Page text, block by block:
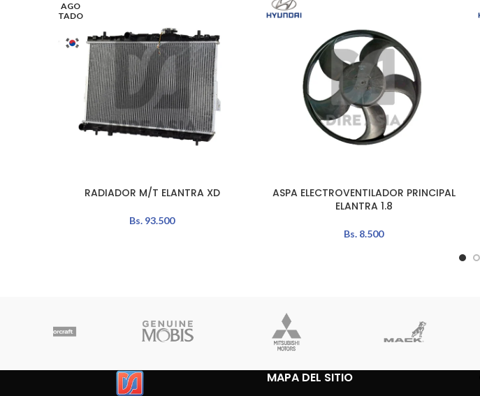
AGO
TADO
LEER MÁSRADIADOR M/T ELANTRA XD
Bs. 93.500
AÑADIR AL CARRITO
ASPA ELECTROVENTILADOR PRINCIPAL
ELANTRA 1.8
Bs. 8.500
MAPA DEL SITIO